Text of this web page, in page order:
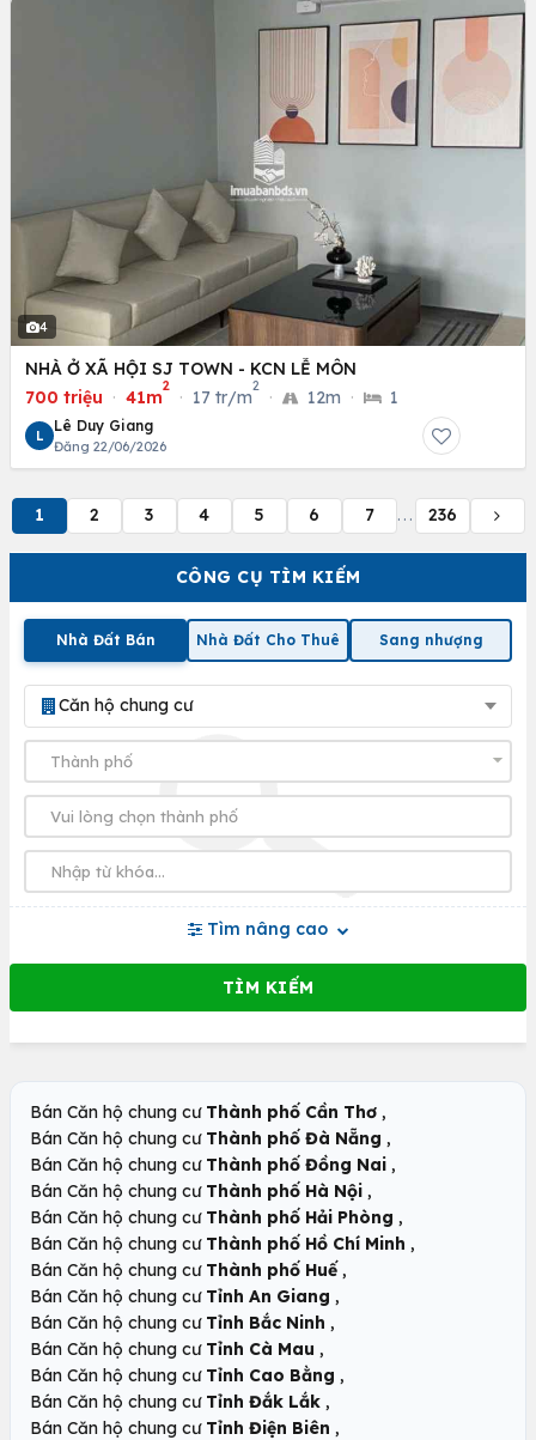
CÔNG CỤ TÌM KIẾM
Nhà Đất Bán Nhà Đất Cho Thuê Sang nhượng
Căn hộ chung cư
Tìm nâng cao
4
NHÀ Ở XÃ HỘI SJ TOWN - KCN LỄ MÔN
700 triệu · 41m
2
· 17 tr/m
2
· 12m · 1
L
Lê Duy Giang
Đăng 22/06/2026
1 2 3 4 5 6 7 ... 236
Bán Căn hộ chung cư Thành phố Cần Thơ ,
Bán Căn hộ chung cư Thành phố Đà Nẵng ,
Bán Căn hộ chung cư Thành phố Đồng Nai ,
Bán Căn hộ chung cư Thành phố Hà Nội ,
Bán Căn hộ chung cư Thành phố Hải Phòng ,
Bán Căn hộ chung cư Thành phố Hồ Chí Minh ,
Bán Căn hộ chung cư Thành phố Huế ,
Bán Căn hộ chung cư Tỉnh An Giang ,
Bán Căn hộ chung cư Tỉnh Bắc Ninh ,
Bán Căn hộ chung cư Tỉnh Cà Mau ,
Bán Căn hộ chung cư Tỉnh Cao Bằng ,
Bán Căn hộ chung cư Tỉnh Đắk Lắk ,
Bán Căn hộ chung cư Tỉnh Điện Biên ,